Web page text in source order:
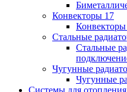
Конвекторы 17
Стальные
Стальные
Чугунные
Чугунные